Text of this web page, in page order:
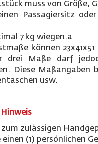
muss von Größe,
Passagiersitz
7 kg wiegen.a
können
drei Maße darf
Diese Maßangaben
usw.
Hinweis
zulässigen
einen (1) persönlichen